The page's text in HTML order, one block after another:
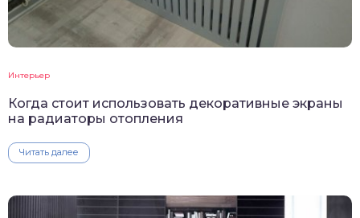
Интерьер
Когда стоит использовать декоративные экраны
на радиаторы отопления
Читать далее